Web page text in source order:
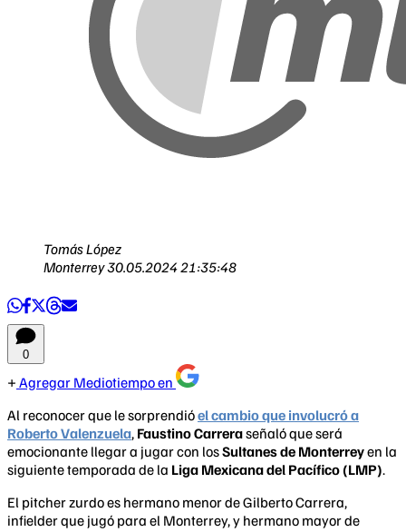
Tomás López
Monterrey30.05.2024 21:35:48
0
Agregar Mediotiempo en
Al reconocer que le sorprendióel cambio que involucró a
Roberto Valenzuela, Faustino Carreraseñaló que será
emocionante llegar a jugar con losSultanes de Monterreyen la
siguiente temporada de la Liga Mexicana del Pacífico (LMP).
El pitcher zurdo es hermano menor de Gilberto Carrera,
infielder que jugó para el Monterrey, y hermano mayor de